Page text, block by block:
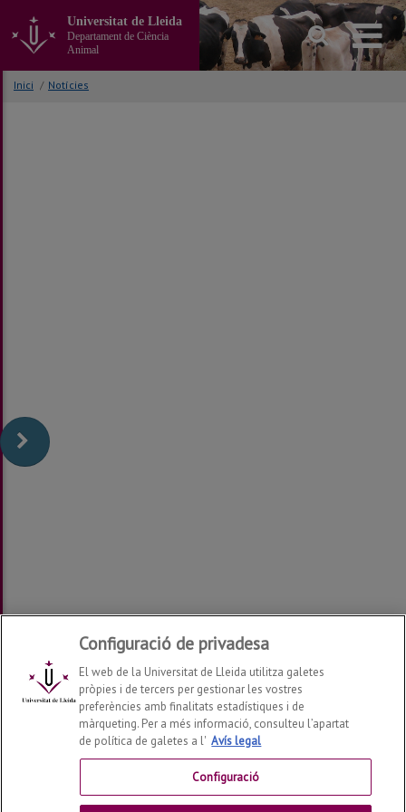
contingut
Universitat de Lleida
Departament de Ciència
Animal
Inici / Notícies
Departament de Ciència Animal2026© | Telf: +34 973
Configuració de privadesa
El web de la Universitat de Lleida utilitza galetes
pròpies i de tercers per gestionar les vostres
preferències amb finalitats estadístiques i de
màrqueting. Per a més informació, consulteu l’apartat
de política de galetes a l' Avís legal
Configuració